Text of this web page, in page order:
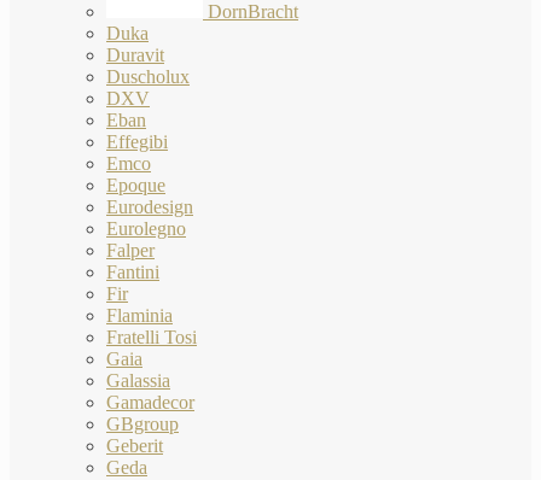
DornBracht
Duka
Duravit
Duscholux
DXV
Eban
Effegibi
Emco
Epoque
Eurodesign
Eurolegno
Falper
Fantini
Fir
Flaminia
Fratelli Tosi
Gaia
Galassia
Gamadecor
GBgroup
Geberit
Geda